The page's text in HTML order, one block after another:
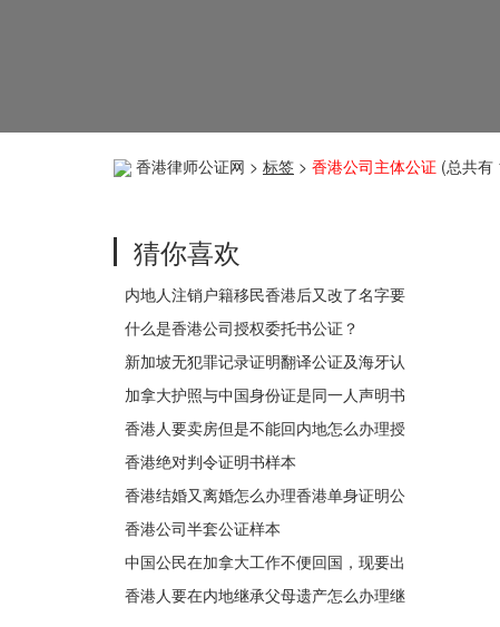
香港律师公证网 > 标签 > 香港公司主体公证 (总共有
猜你喜欢
内地人注销户籍移民香港后又改了名字要
如何办理公证都是同一个人呢？
什么是香港公司授权委托书公证？
新加坡无犯罪记录证明翻译公证及海牙认
证用于申请中国永久居留手续
加拿大护照与中国身份证是同一人声明书
公证认证用于更改国内信息
香港人要卖房但是不能回内地怎么办理授
权委托书公证？
香港绝对判令证明书样本
香港结婚又离婚怎么办理香港单身证明公
证用于国内买房？
香港公司半套公证样本
中国公民在加拿大工作不便回国，现要出
售房产怎么办理委托书公证认证？
香港人要在内地继承父母遗产怎么办理继